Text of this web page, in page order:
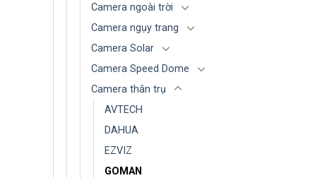
Camera ngoài trời
Camera ngụy trang
Camera Solar
Camera Speed Dome
Camera thân trụ
AVTECH
DAHUA
EZVIZ
GOMAN